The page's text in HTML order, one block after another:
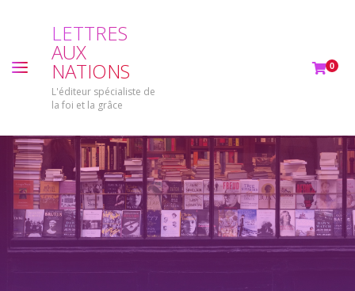
LETTRES
AUX
NATIONS
L'éditeur spécialiste de
la foi et la grâce
0